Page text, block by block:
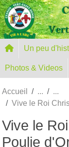
Un peu
Photos & Videos
Accueil
Vive le Roi
Vive le
Poulie
Panneau de